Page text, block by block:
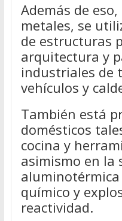
Además de
metales, se
de estructuras
arquitectura y
industriales de
vehículos y
También está
domésticos
cocina y
asimismo en la
químico y
reactividad.